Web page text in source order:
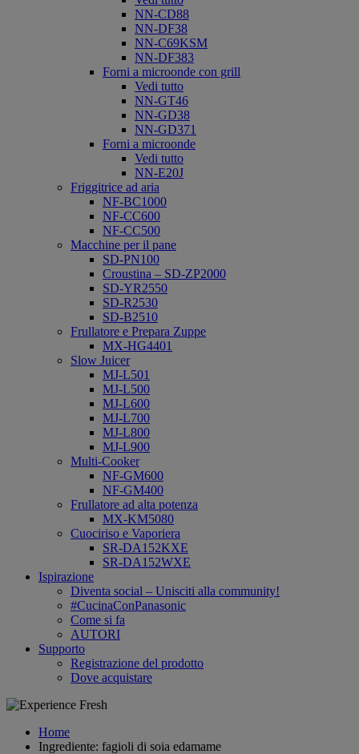
NN-CD88
NN-DF38
NN-C69KSM
NN-DF383
Forni a microonde con grill
Vedi tutto
NN-GT46
NN-GD38
NN-GD371
Forni a microonde
Vedi tutto
NN-E20J
Friggitrice ad aria
NF-BC1000
NF-CC600
NF-CC500
Macchine per il pane
SD-PN100
Croustina – SD-ZP2000
SD-YR2550
SD-R2530
SD-B2510
Frullatore e Prepara Zuppe
MX-HG4401
Slow Juicer
MJ-L501
MJ-L500
MJ-L600
MJ-L700
MJ-L800
MJ-L900
Multi-Cooker
NF-GM600
NF-GM400
Frullatore ad alta potenza
MX-KM5080
Cuociriso e Vaporiera
SR-DA152KXE
SR-DA152WXE
Ispirazione
Diventa social – Unisciti alla community!
#CucinaConPanasonic
Come si fa
AUTORI
Supporto
Registrazione del prodotto
Dove acquistare
Home
Ingrediente: fagioli di soia edamame